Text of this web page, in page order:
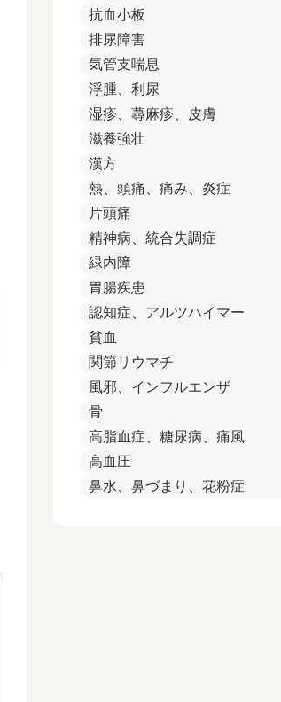
抗血小板
排尿障害
気管支喘息
浮腫、利尿
湿疹、蕁麻疹、皮膚
滋養強壮
漢方
熱、頭痛、痛み、炎症
片頭痛
精神病、統合失調症
緑内障
胃腸疾患
認知症、アルツハイマー
貧血
関節リウマチ
風邪、インフルエンザ
骨
高脂血症、糖尿病、痛風
高血圧
鼻水、鼻づまり、花粉症